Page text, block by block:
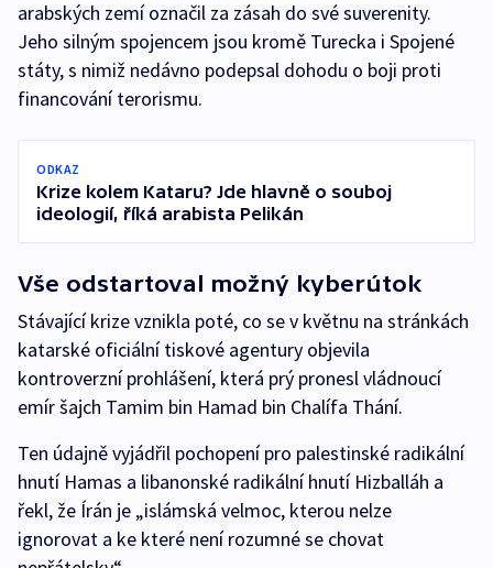
arabských zemí označil za zásah do své suverenity.
Jeho silným spojencem jsou kromě Turecka i Spojené
státy, s nimiž nedávno podepsal dohodu o boji proti
financování terorismu.
ODKAZ
Krize kolem Kataru? Jde hlavně o souboj
ideologií, říká arabista Pelikán
Vše odstartoval možný kyberútok
Stávající krize vznikla poté, co se v květnu na stránkách
katarské oficiální tiskové agentury objevila
kontroverzní prohlášení, která prý pronesl vládnoucí
emír šajch Tamim bin Hamad bin Chalífa Thání.
Ten údajně vyjádřil pochopení pro palestinské radikální
hnutí Hamas a libanonské radikální hnutí Hizballáh a
řekl, že Írán je „islámská velmoc, kterou nelze
ignorovat a ke které není rozumné se chovat